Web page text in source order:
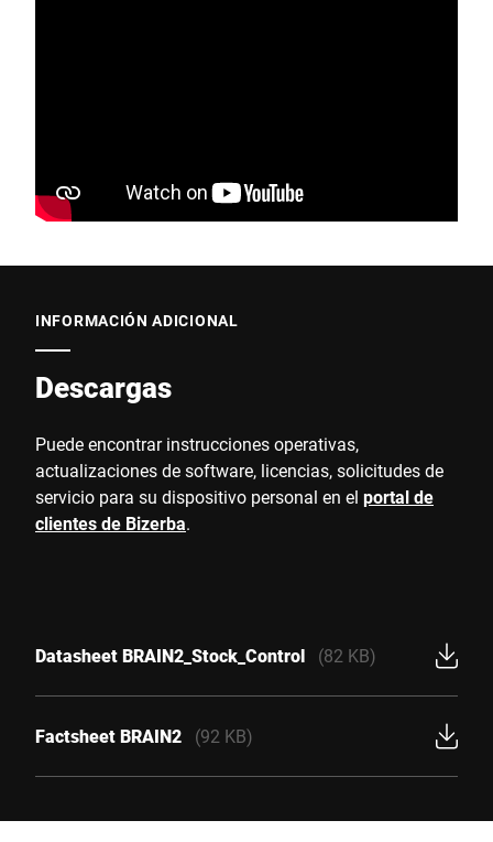
INFORMACIÓN ADICIONAL
Descargas
Puede encontrar instrucciones operativas,
actualizaciones de software, licencias, solicitudes de
servicio para su dispositivo personal en el portal de
clientes de Bizerba.
Datasheet BRAIN2_Stock_Control (82 KB)
Factsheet BRAIN2 (92 KB)